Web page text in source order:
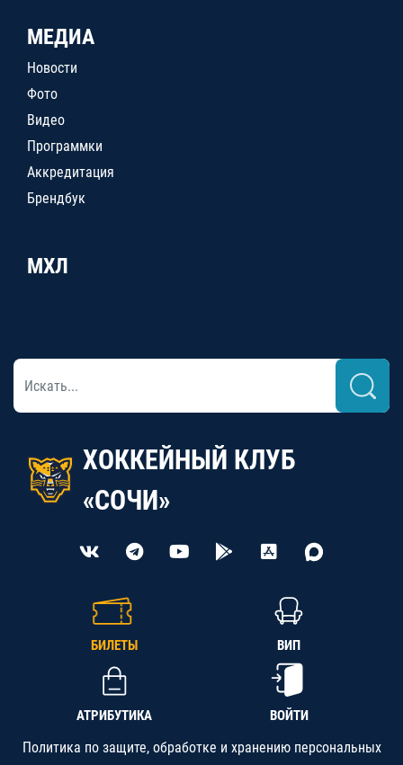
МЕДИА
Новости
Фото
Видео
Программки
Аккредитация
Брендбук
МХЛ
ХОККЕЙНЫЙ КЛУБ
«СОЧИ»
БИЛЕТЫ ВИП
АТРИБУТИКА ВОЙТИ
Политика по защите, обработке и хранению персональных